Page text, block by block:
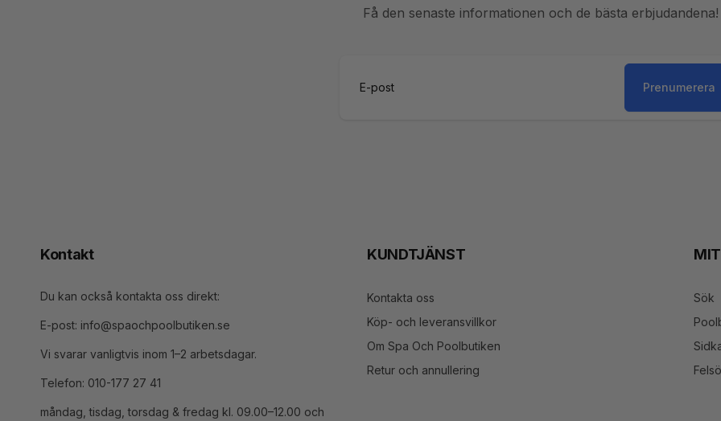
Få den senaste informationen och de bästa erbjudandena!
Prenumerera
Kontakt
Du kan också kontakta oss direkt:
E-post: info@spaochpoolbutiken.se
Vi svarar vanligtvis inom 1–2 arbetsdagar.
Telefon: 010-177 27 41
måndag, tisdag, torsdag & fredag kl. 09.00–12.00 och
KUNDTJÄNST
Kontakta oss
Köp- och leveransvillkor
Om Spa Och Poolbutiken
Retur och annullering
Sök